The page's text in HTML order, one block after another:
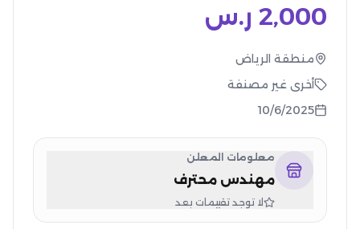
2,000 ر.س
منطقة الرياض
أخرى غير مصنفة
10/6/2025
معلومات المعلن
مهندس محترف
لا توجد تقييمات بعد